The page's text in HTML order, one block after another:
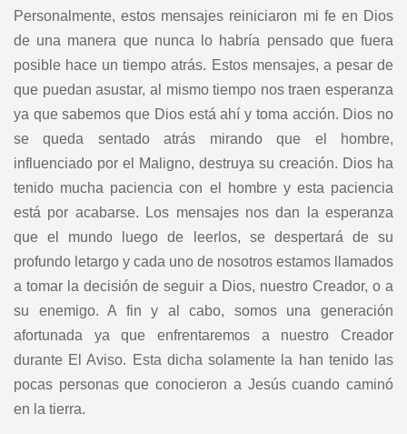
Personalmente, estos mensajes reiniciaron mi fe en Dios
de una manera que nunca lo habría pensado que fuera
posible hace un tiempo atrás. Estos mensajes, a pesar de
que puedan asustar, al mismo tiempo nos traen esperanza
ya que sabemos que Dios está ahí y toma acción. Dios no
se queda sentado atrás mirando que el hombre,
influenciado por el Maligno, destruya su creación. Dios ha
tenido mucha paciencia con el hombre y esta paciencia
está por acabarse. Los mensajes nos dan la esperanza
que el mundo luego de leerlos, se despertará de su
profundo letargo y cada uno de nosotros estamos llamados
a tomar la decisión de seguir a Dios, nuestro Creador, o a
su enemigo. A fin y al cabo, somos una generación
afortunada ya que enfrentaremos a nuestro Creador
durante El Aviso. Esta dicha solamente la han tenido las
pocas personas que conocieron a Jesús cuando caminó
en la tierra.